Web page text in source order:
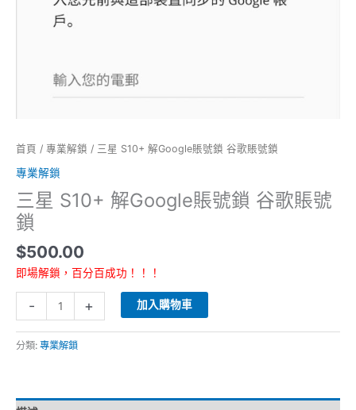
首頁 / 專業解鎖 / 三星 S10+ 解Google賬號鎖 谷歌賬號鎖
專業解鎖
三星 S10+ 解Google賬號鎖 谷歌賬號
鎖
$500.00
即場解鎖，百分百成功！！！
- + 加入購物車
分類: 專業解鎖